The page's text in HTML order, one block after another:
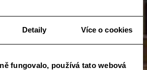
Detaily Více o cookies
fungovalo, používá tato webová